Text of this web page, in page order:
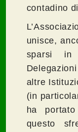
contadino
unisce,
sparsi
altre
(in
ha
questo